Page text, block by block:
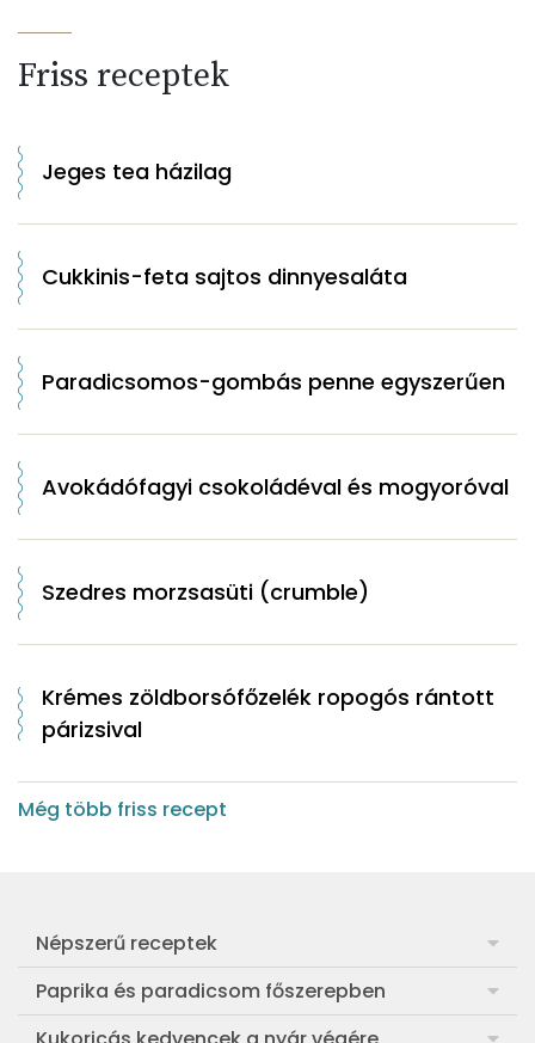
Friss receptek
Jeges tea házilag
Cukkinis-feta sajtos dinnyesaláta
Paradicsomos-gombás penne egyszerűen
Avokádófagyi csokoládéval és mogyoróval
Szedres morzsasüti (crumble)
Krémes zöldborsófőzelék ropogós rántott
párizsival
Még több friss recept
Népszerű receptek
Frankfurti leves
Egyszerű muffin
Paprika és paradicsom főszerepben
Pan con Tomate